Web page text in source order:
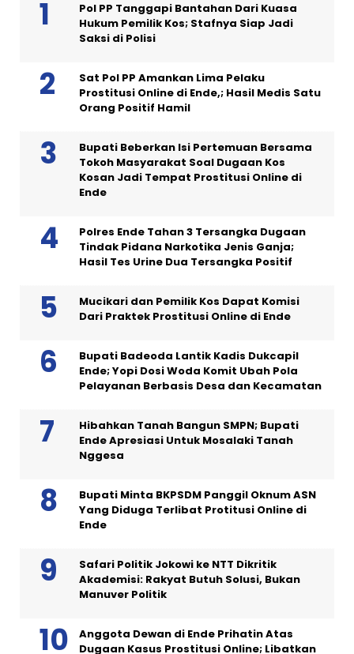
Pol PP Tanggapi Bantahan Dari Kuasa
Hukum Pemilik Kos; Stafnya Siap Jadi
Saksi di Polisi
Sat Pol PP Amankan Lima Pelaku
Prostitusi Online di Ende,; Hasil Medis Satu
Orang Positif Hamil
Bupati Beberkan Isi Pertemuan Bersama
Tokoh Masyarakat Soal Dugaan Kos
Kosan Jadi Tempat Prostitusi Online di
Ende
Polres Ende Tahan 3 Tersangka Dugaan
Tindak Pidana Narkotika Jenis Ganja;
Hasil Tes Urine Dua Tersangka Positif
Mucikari dan Pemilik Kos Dapat Komisi
Dari Praktek Prostitusi Online di Ende
Bupati Badeoda Lantik Kadis Dukcapil
Ende; Yopi Dosi Woda Komit Ubah Pola
Pelayanan Berbasis Desa dan Kecamatan
Hibahkan Tanah Bangun SMPN; Bupati
Ende Apresiasi Untuk Mosalaki Tanah
Nggesa
Bupati Minta BKPSDM Panggil Oknum ASN
Yang Diduga Terlibat Protitusi Online di
Ende
Safari Politik Jokowi ke NTT Dikritik
Akademisi: Rakyat Butuh Solusi, Bukan
Manuver Politik
Anggota Dewan di Ende Prihatin Atas
Dugaan Kasus Prostitusi Online; Libatkan